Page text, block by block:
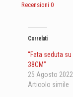
Recensioni 0
Correlati
“Fata seduta
38CM”
25 Agosto 2022
Articolo simile